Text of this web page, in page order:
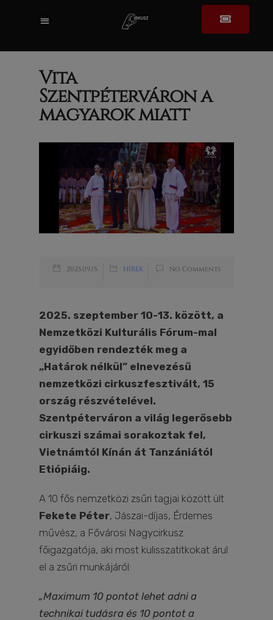
Vita
Szentpéterváron a
magyarok miatt
2025.09.15. HÍREK No Comments
2025. szeptember 10-13. között, a
Nemzetközi Kulturális Fórum-mal
egyidőben rendezték meg a
„Határok nélkül” elnevezésű
nemzetközi cirkuszfesztivált, 15
ország részvételével.
Szentpéterváron a világ legerősebb
cirkuszi számai sorakoztak fel,
Vietnámtól Kínán át Tanzániától
Etiópiáig.
A 10 fős nemzetközi zsűri tagjai között ült
Fekete Péter, Jászai-díjas, Érdemes
művész, a Fővárosi Nagycirkusz
főigazgatója, aki most kulisszatitkokat árul
el a zsűri munkájáról:
„Maximum 10 pontot lehet adni a
technikai tudásra és 10 pontot a